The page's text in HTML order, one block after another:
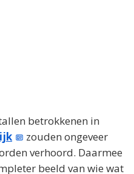
betrokkenen in
zouden ongeveer
verhoord. Daarmee
beeld van wie wat